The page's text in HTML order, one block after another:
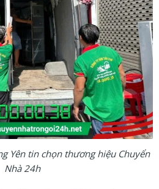
Yên tin chọn thương hiệu Chuyển
Nhà 24h